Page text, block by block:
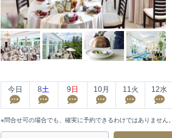
今日 8土 9 日 10月 11火 12水
※問合せ可の場合でも、確実に予約できるわけではありません。